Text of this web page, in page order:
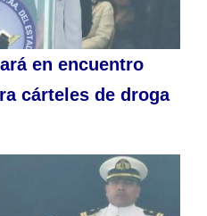
en encuentro
cárteles de droga